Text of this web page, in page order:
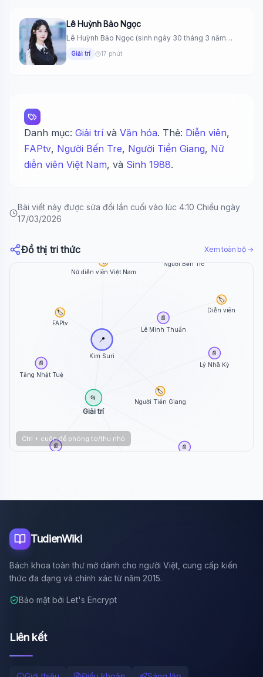
Lê Huỳnh Bảo Ngọc
Lê Huỳnh Bảo Ngọc (sinh ngày 30 tháng 3 năm
Giải trí 17 phút
Danh mục: Giải trívà Văn hóa. Thẻ: Diễn viên,
FAPtv, Người Bến Tre, Người Tiền Giang, Nữ
diễn viên Việt Nam, và Sinh 1988.
Bài viết này được sửa đổi lần cuối vào lúc 4:10 Chiều ngày
17/03/2026
Đồ thị tri thức Xem toàn bộ →
Kim Suri
📍
Giải trí
📂
Lý Nhã Kỳ
📄
Tăng Nhật Tuệ
📄
📄
📄
Lê Minh Thuấn
📄
Diễn viên
🏷️
FAPtv
🏷️
Người Bến Tre
Người Tiền Giang
🏷️
Nữ diễn viên Việt Nam
Ctrl + cuộn để phóng to/thu nhỏ
TudienWiki
Bách khoa toàn thư mở dành cho người Việt, cung cấp kiến
thức đa dạng và chính xác từ năm 2015.
Bảo mật bởi Let's Encrypt
Liên kết